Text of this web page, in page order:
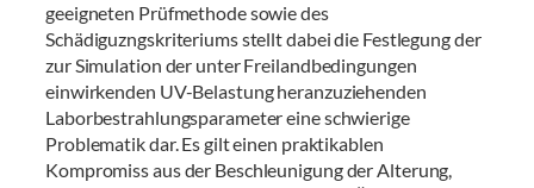
geeigneten Prüfmethode sowie des
Schädiguzngskriteriums stellt dabei die Festlegung der
zur Simulation der unter Freilandbedingungen
einwirkenden UV-Belastung heranzuziehenden
Laborbestrahlungsparameter eine schwierige
Problematik dar. Es gilt einen praktikablen
Kompromiss aus der Beschleunigung der Alterung,